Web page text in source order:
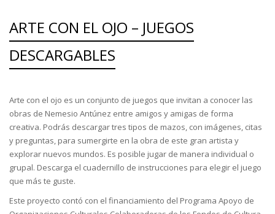
ARTE CON EL OJO – JUEGOS
DESCARGABLES
Arte con el ojo es un conjunto de juegos que invitan a conocer las
obras de Nemesio Antúnez entre amigos y amigas de forma
creativa. Podrás descargar tres tipos de mazos, con imágenes, citas
y preguntas, para sumergirte en la obra de este gran artista y
explorar nuevos mundos. Es posible jugar de manera individual o
grupal. Descarga el cuadernillo de instrucciones para elegir el juego
que más te guste.
Este proyecto contó con el financiamiento del Programa Apoyo de